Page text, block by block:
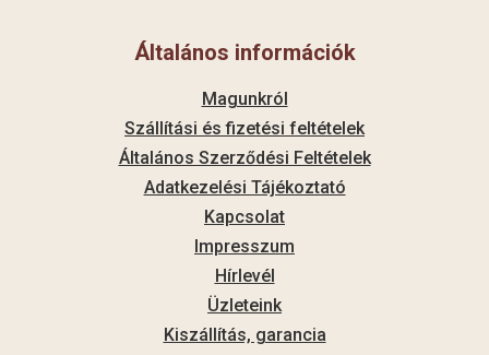
Általános információk
Magunkról
Szállítási és fizetési feltételek
Általános Szerződési Feltételek
Adatkezelési Tájékoztató
Kapcsolat
Impresszum
Hírlevél
Üzleteink
Kiszállítás, garancia